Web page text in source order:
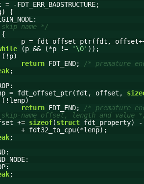
FDT_ERR_BADSTRUCTURE;
{
name */
{
p = fdt_offset_ptr(fdt,
(p && (*p != '\0' ));
(!p)
return FDT_END; /* premature
;
= fdt_offset_ptr(fdt, offset,
(!lenp)
return FDT_END; /* premature
name offset, length and value
+= sizeof(struct fdt_property) -
+ fdt32_to_cpu(*lenp);
;
;